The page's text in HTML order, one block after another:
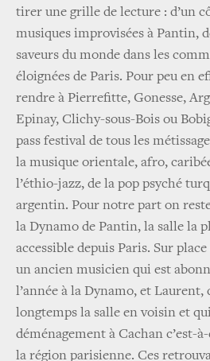
tirer une grille de lecture : d’un
musiques improvisées à Pantin,
saveurs du monde dans les
éloignées de Paris. Pour peu en
rendre à Pierrefitte, Gonesse,
Epinay, Clichy-sous-Bois ou
pass festival de tous les
la musique orientale, afro,
l’éthio-jazz, de la pop psyché
argentin. Pour notre part on
la Dynamo de Pantin, la salle la
accessible depuis Paris. Sur
un ancien musicien qui est
l’année à la Dynamo, et
longtemps la salle en voisin et
déménagement à Cachan c’est-
la région parisienne. Ces